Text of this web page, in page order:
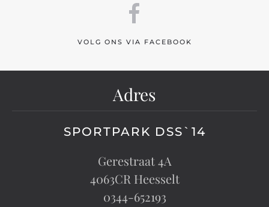
VOLG ONS VIA FACEBOOK
Adres
SPORTPARK DSS`14
Gerestraat 4A
4063CR Heesselt
0344-652193